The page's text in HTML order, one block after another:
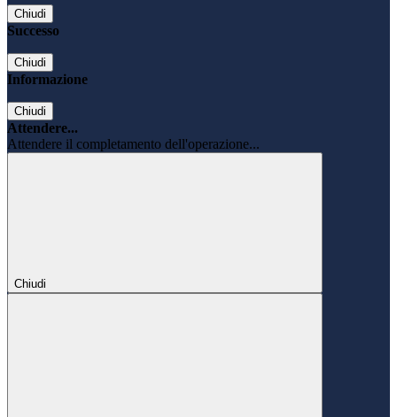
Chiudi
Successo
Chiudi
Informazione
Chiudi
Attendere...
Attendere il completamento dell'operazione...
Chiudi